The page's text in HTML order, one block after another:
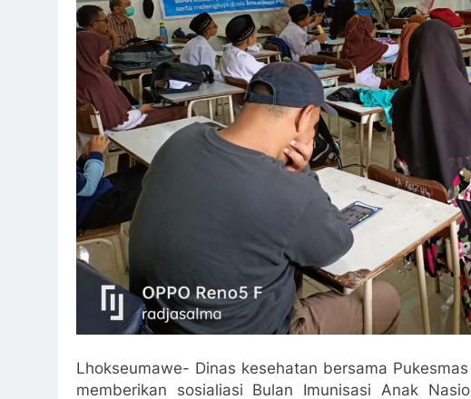
Lhokseumawe- Dinas kesehatan bersama
memberikan sosialiasi Bulan Imunisasi Anak